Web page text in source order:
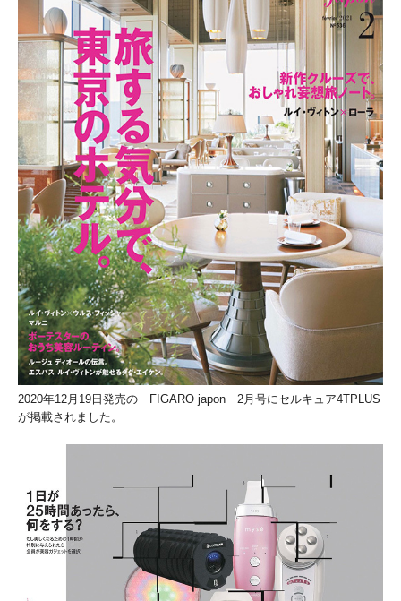
2020年12月19日発売の FIGARO japon 2月号にセルキュア4TPLUS
が掲載されました。